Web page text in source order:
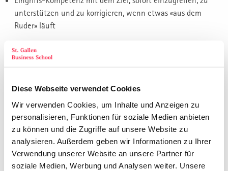
Diese Webseite verwendet Cookies
Wir verwenden Cookies, um Inhalte und Anzeigen zu
personalisieren, Funktionen für soziale Medien anbieten
zu können und die Zugriffe auf unsere Website zu
analysieren. Außerdem geben wir Informationen zu Ihrer
Verwendung unserer Website an unsere Partner für
soziale Medien, Werbung und Analysen weiter. Unsere
unterstützen und zu korrigieren, wenn etwas «aus dem
Ruder» läuft
Unternehmens-Kultur
Zur erfolgreichen Strategieumsetzung gehört immer auch das
permanente Aufgabe.
Von Kernkompetenzen zu «Human Skills»
Neue Strategien erfordern neue Fähigkeiten. Grosse Strategie-
Korrekturen bedeuten neue Herausforderungen an die
«Human Skills».
Das effektive Führungsverhalten